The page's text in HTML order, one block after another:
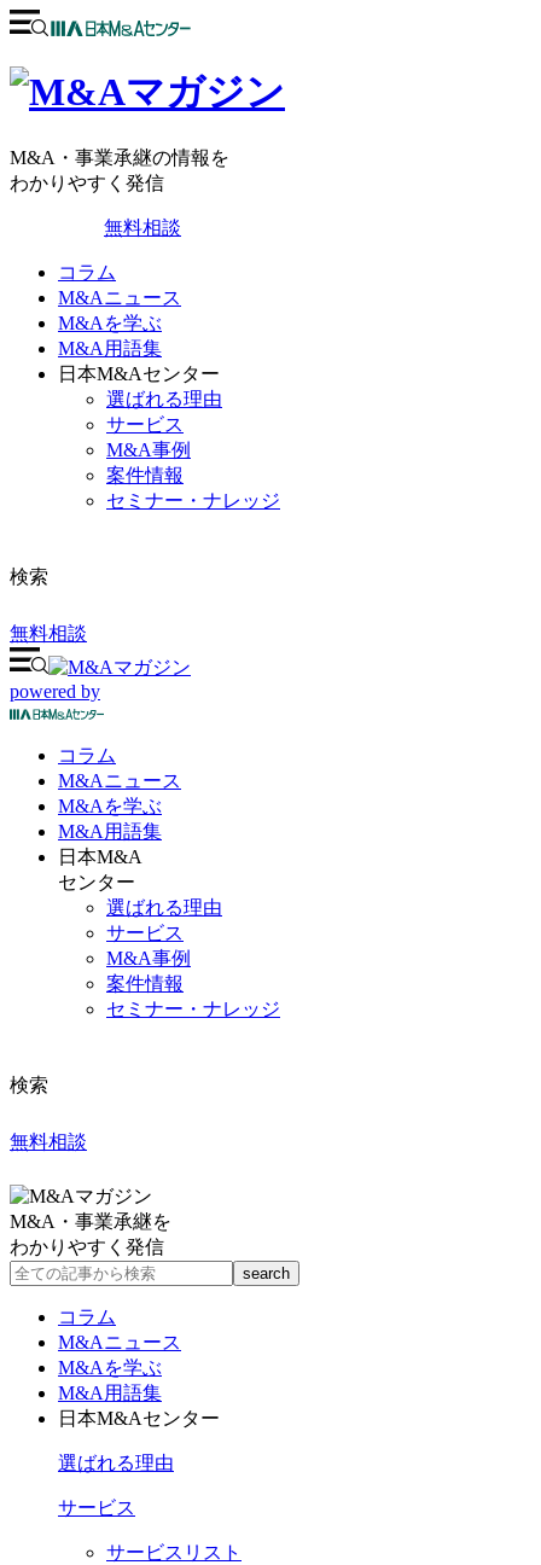
M&A・事業承継の情報を
わかりやすく発信
無料相談
コラム
M&Aニュース
M&Aを学ぶ
M&A用語集
日本M&Aセンター
選ばれる理由
サービス
M&A事例
案件情報
セミナー・ナレッジ
検索
無料相談
powered by
コラム
M&Aニュース
M&Aを学ぶ
M&A 用語集
日本M&A
センター
選ばれる理由
サービス
M&A事例
案件情報
セミナー・ナレッジ
検索
無料相談
M&A・事業承継を
わかりやすく発信
コラム
M&Aニュース
M&Aを学ぶ
M&A用語集
日本M&Aセンター
選ばれる理由
サービス
サービスリスト